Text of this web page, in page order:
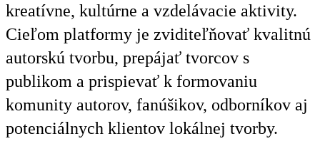
kreatívne, kultúrne a vzdelávacie aktivity.
Cieľom platformy je zviditeľňovať kvalitnú
autorskú tvorbu, prepájať tvorcov s
publikom a prispievať k formovaniu
komunity autorov, fanúšikov, odborníkov aj
potenciálnych klientov lokálnej tvorby.